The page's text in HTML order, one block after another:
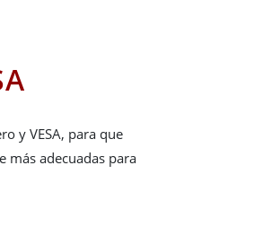
y VESA, para que
más adecuadas para